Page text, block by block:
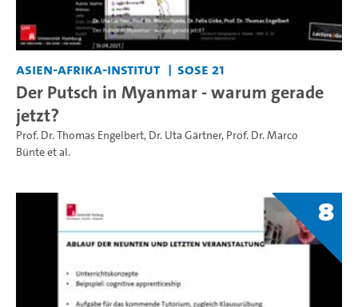
Asien-Afrika-Institut SoSe 21
Der Putsch in Myanmar - warum gerade
jetzt?
Prof. Dr. Thomas Engelbert, Dr. Uta Gärtner, Prof. Dr. Marco
Bünteet al.
8